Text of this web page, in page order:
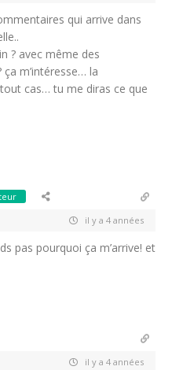
qui arrive dans
? avec même des
m’intéresse… la
cas… tu me diras ce que
il y a 4 années
pas pourquoi ça m’arrive! et
il y a 4 années